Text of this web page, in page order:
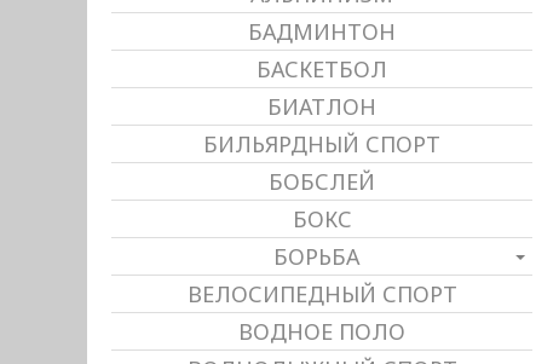
БАДМИНТОН
БАСКЕТБОЛ
БИАТЛОН
БИЛЬЯРДНЫЙ СПОРТ
БОБСЛЕЙ
БОКС
БОРЬБА
ВЕЛОСИПЕДНЫЙ СПОРТ
ВОДНОЕ ПОЛО